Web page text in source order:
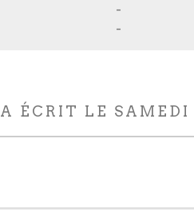
-
-
A ÉCRIT LE SAMEDI